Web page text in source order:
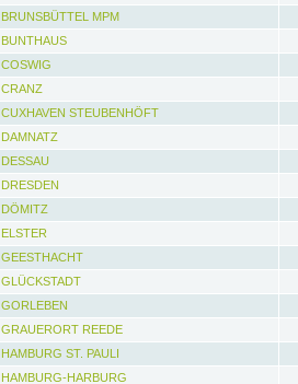
BRUNSBÜTTEL MPM
BUNTHAUS
COSWIG
CRANZ
CUXHAVEN STEUBENHÖFT
DAMNATZ
DESSAU
DRESDEN
DÖMITZ
ELSTER
GEESTHACHT
GLÜCKSTADT
GORLEBEN
GRAUERORT REEDE
HAMBURG ST. PAULI
HAMBURG-HARBURG